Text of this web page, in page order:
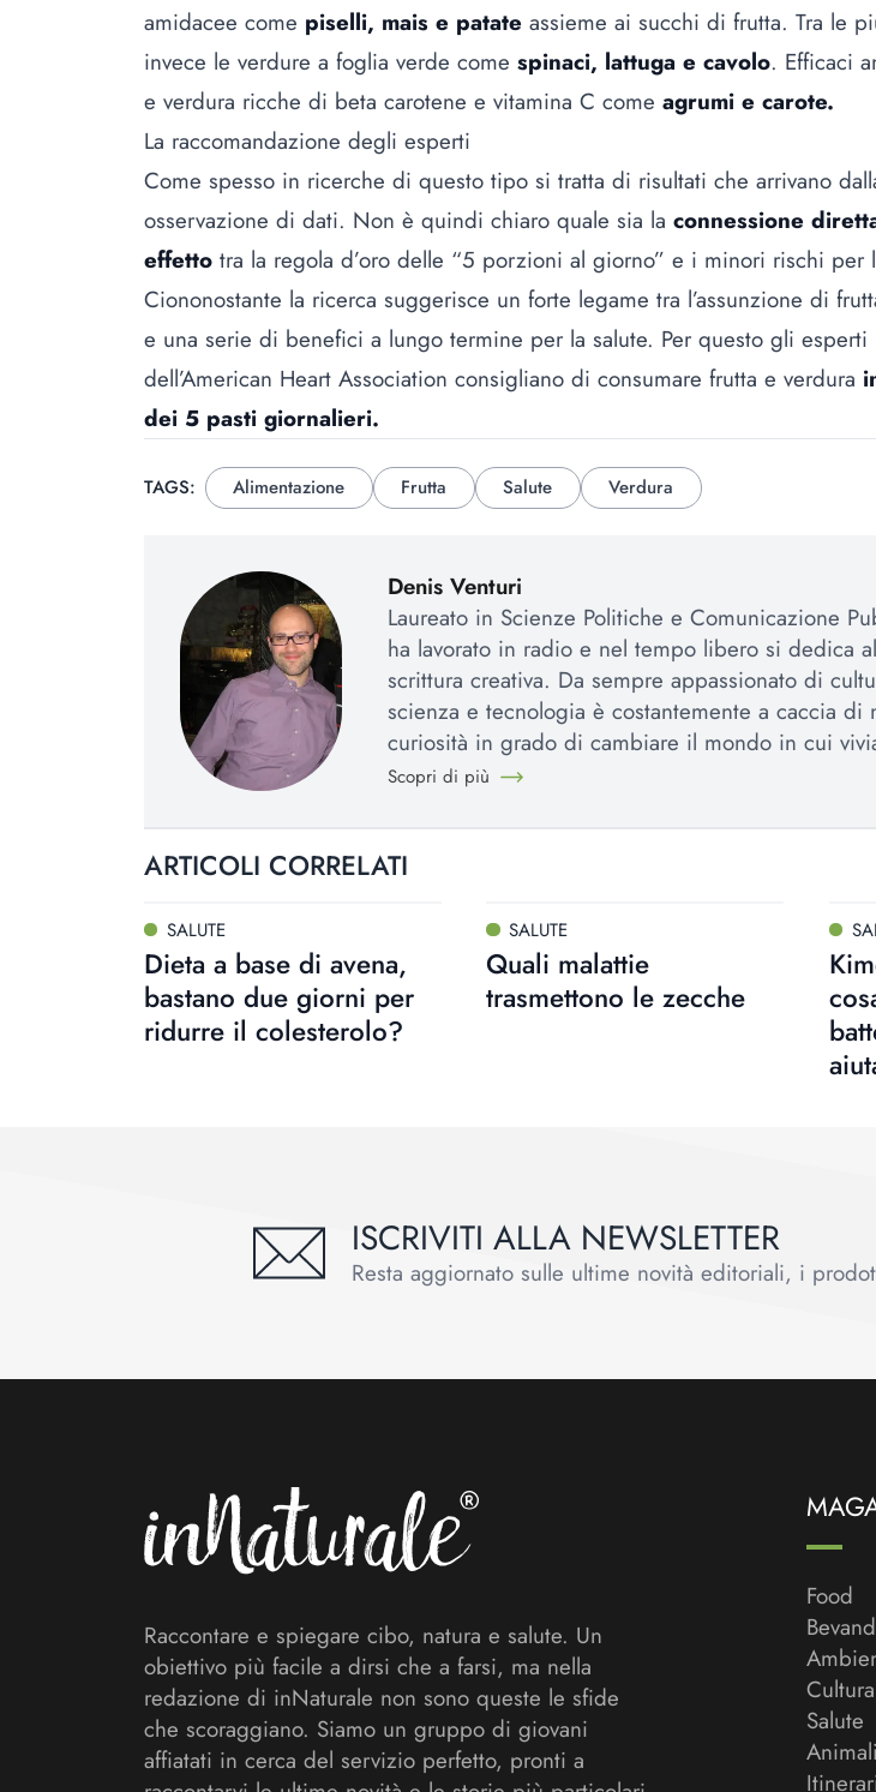
amidacee come piselli, mais e patate assieme ai succhi di frutta. Tra le
invece le verdure a foglia verde come spinaci, lattuga e cavolo. Efficaci
e verdura ricche di beta carotene e vitamina C come agrumi e carote.
La raccomandazione degli esperti
Come spesso in ricerche di questo tipo si tratta di risultati che arrivano
osservazione di dati. Non è quindi chiaro quale sia la connessione
effetto tra la regola d’oro delle “5 porzioni al giorno” e i minori rischi per
Ciononostante la ricerca suggerisce un forte legame tra l’assunzione di
e una serie di benefici a lungo termine per la salute. Per questo gli esperti
dell’American Heart Association consigliano di consumare frutta e verdura
dei 5 pasti giornalieri.
TAGS: Alimentazione Frutta Salute Verdura
Denis Venturi
Laureato in Scienze Politiche e Comunicazione
ha lavorato in radio e nel tempo libero si dedica
scrittura creativa. Da sempre appassionato di
scienza e tecnologia è costantemente a caccia di
curiosità in grado di cambiare il mondo in cui
Scopri di più
ARTICOLI CORRELATI
SALUTE
Dieta a base di avena,
bastano due giorni per
ridurre il colesterolo?
SALUTE
Quali malattie
trasmettono le zecche
ISCRIVITI ALLA NEWSLETTER
Resta aggiornato sulle ultime novità editoriali, i
Raccontare e spiegare cibo, natura e salute. Un
obiettivo più facile a dirsi che a farsi, ma nella
redazione di inNaturale non sono queste le sfide
che scoraggiano. Siamo un gruppo di giovani
affiatati in cerca del servizio perfetto, pronti a
Food
Cultura
Salute
Animali